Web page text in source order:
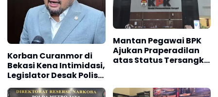
Korban Curanmor di
Bekasi Kena Intimidasi,
Legislator Desak Polisi
Bongkar Dugaan
Sindikat
Mantan Pegawai BPK
Ajukan Praperadilan
atas Status Tersangka